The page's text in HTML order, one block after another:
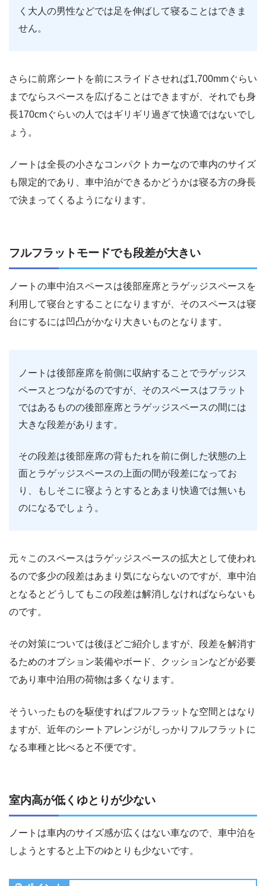
く大人の男性などでは足を伸ばして寝ることはできま
せん。
さらに前席シートを前にスライドさせれば1,700mmぐらい
までならスペースを広げることはできますが、それでも身
長170cmぐらいの人ではギリギリ過ぎて快適ではないでし
ょう。
ノートは全長の小さなコンパクトカーなので車内のサイズ
も限定的であり、車中泊ができるかどうかは寝る方の身長
で決まってくるようになります。
フルフラットモードでも段差が大きい
ノートの車中泊スペースは後部座席とラゲッジスペースを
利用して寝台とすることになりますが、そのスペースは寝
台にするには凹凸がかなり大きいものとなります。
ノートは後部座席を前側に収納することでラゲッジス
ペースとつながるのですが、そのスペースはフラット
ではあるものの後部座席とラゲッジスペースの間には
大きな段差があります。
その段差は後部座席の背もたれを前に倒した状態の上
面とラゲッジスペースの上面の間が段差になってお
り、もしそこに寝ようとするとあまり快適では無いも
のになるでしょう。
元々このスペースはラゲッジスペースの拡大として使われ
るので多少の段差はあまり気にならないのですが、車中泊
となるとどうしてもこの段差は解消しなければならないも
のです。
その対策については後ほどご紹介しますが、段差を解消す
るためのオプション装備やボード、クッションなどが必要
であり車中泊用の荷物は多くなります。
そういったものを駆使すればフルフラットな空間とはなり
ますが、近年のシートアレンジがしっかりフルフラットに
なる車種と比べると不便です。
室内高が低くゆとりが少ない
ノートは車内のサイズ感が広くはない車なので、車中泊を
しようとすると上下のゆとりも少ないです。